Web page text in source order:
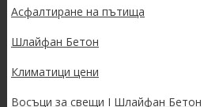
Асфалтиране на пътища
Шлайфан Бетон
Климатици цени
Восъци за свещи I Шлайфан Бетон